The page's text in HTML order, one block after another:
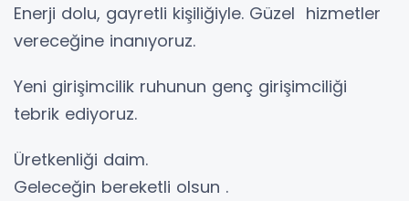
Enerji dolu, gayretli kişiliğiyle. Güzel hizmetler
vereceğine inanıyoruz.
Yeni girişimcilik ruhunun genç girişimciliği
tebrik ediyoruz.
Üretkenliği daim.
Geleceğin bereketli olsun .